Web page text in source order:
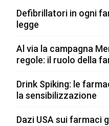
Defibrillatori in ogni
legge
Al via la campagna
regole: il ruolo della
Drink Spiking: le
la sensibilizzazione
Dazi USA sui farmaci